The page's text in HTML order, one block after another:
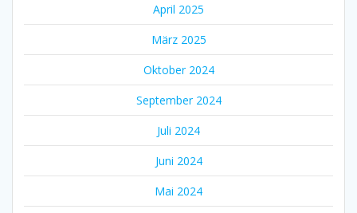
April 2025
März 2025
Oktober 2024
September 2024
Juli 2024
Juni 2024
Mai 2024